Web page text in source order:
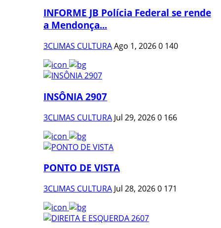
INFORME JB Polícia Federal se rende
a Mendonça...
3CLIMAS CULTURAAgo 1, 20260 140
INSÔNIA 2907
3CLIMAS CULTURA Jul 29, 20260 166
PONTO DE VISTA
3CLIMAS CULTURA Jul 28, 20260 171